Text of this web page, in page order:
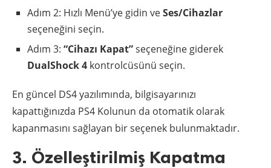
Adım 2: Hızlı Menü’ye gidin veSes/Cihazlar
seçeneğini seçin.
Adım 3: “Cihazı Kapat”seçeneğine giderek
DualShock 4 kontrolcüsünü seçin.
En güncel DS4 yazılımında, bilgisayarınızı
kapattığınızda PS4 Kolunun da otomatik olarak
kapanmasını sağlayan bir seçenek bulunmaktadır.
3. Özelleştirilmiş Kapatma